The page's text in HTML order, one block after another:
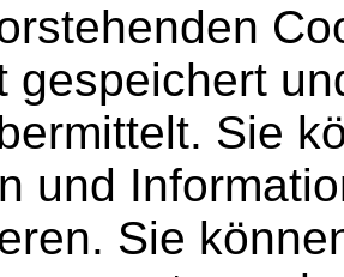
gespeichert
Sie
und
Sie